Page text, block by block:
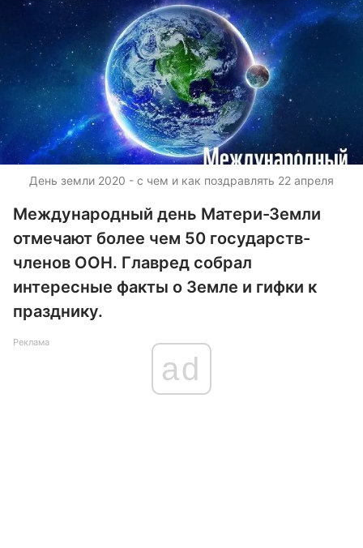
День земли 2020 - с чем и как поздравлять 22 апреля
Международный день Матери-Земли
отмечают более чем 50 государств-
членов ООН. Главред собрал
интересные факты о Земле и гифки к
празднику.
Реклама
ad